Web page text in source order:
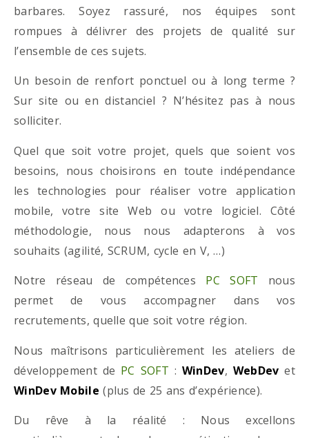
barbares. Soyez rassuré, nos équipes sont
rompues à délivrer des projets de qualité sur
l’ensemble de ces sujets.
Un besoin de renfort ponctuel ou à long terme ?
Sur site ou en distanciel ? N’hésitez pas à nous
solliciter.
Quel que soit votre projet, quels que soient vos
besoins, nous choisirons en toute indépendance
les technologies pour réaliser votre application
mobile, votre site Web ou votre logiciel. Côté
méthodologie, nous nous adapterons à vos
souhaits (agilité, SCRUM, cycle en V, …)
Notre réseau de compétences PC SOFT nous
permet de vous accompagner dans vos
recrutements, quelle que soit votre région.
Nous maîtrisons particulièrement les ateliers de
développement de PC SOFT : WinDev, WebDev et
WinDev Mobile (plus de 25 ans d’expérience).
Du rêve à la réalité : Nous excellons